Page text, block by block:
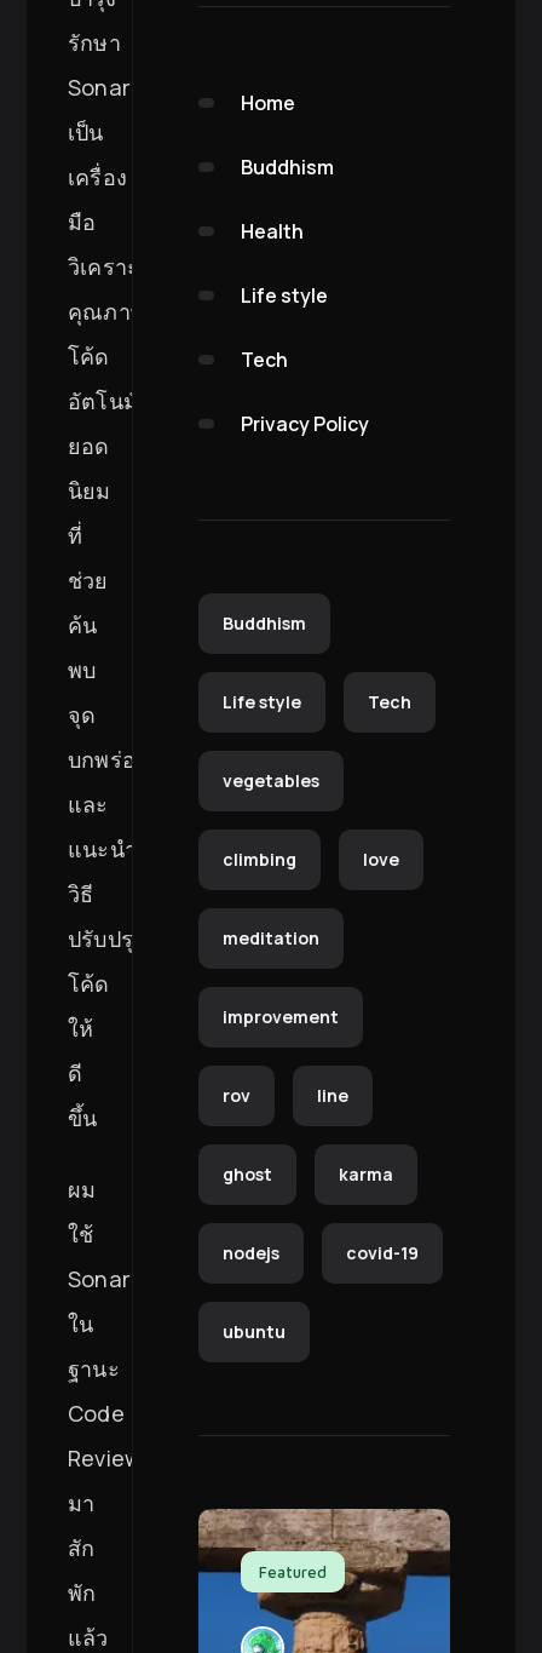
รักษา
SonarQube
เป็น
เครื่อง
มือ
วิเคราะห์
คุณภาพ
โค้ด
อัตโนมัติ
ยอด
นิยม
ที่
ช่วย
ค้น
พบ
จุด
บกพร่อง
และ
แนะนำ
วิธี
ปรับปรุง
โค้ด
ให้
ดี
ขึ้น
ผม
ใช้
SonarQube
ใน
ฐานะ
Code
Review
มา
สัก
พัก
แล้ว
Home
Buddhism
Health
Life style
Tech
Privacy Policy
Buddhism
Life style Tech
vegetables
climbing love
meditation
improvement
rov line
ghost karma
nodejs covid-19
ubuntu
Featured